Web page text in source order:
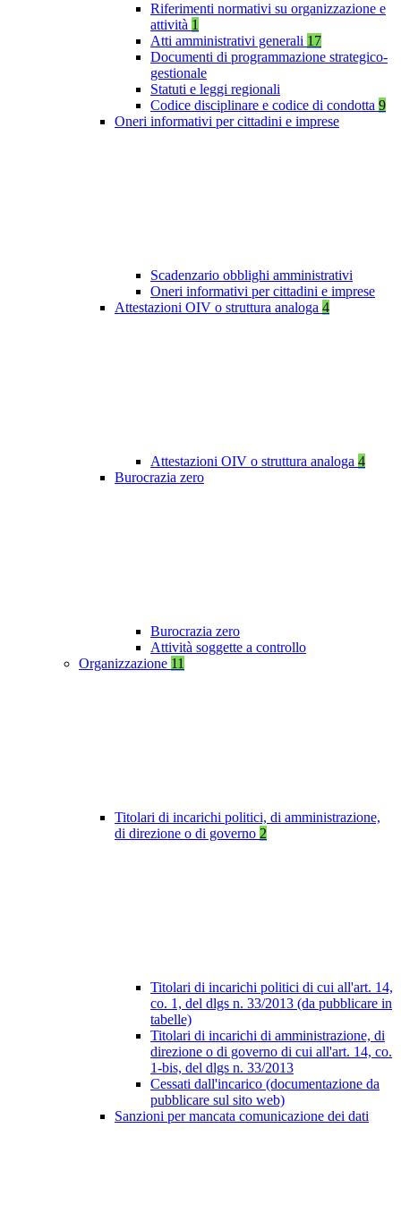
Riferimenti normativi su organizzazione e
attività 1
Atti amministrativi generali 17
Documenti di programmazione strategico-
gestionale
Statuti e leggi regionali
Codice disciplinare e codice di condotta 9
Oneri informativi per cittadini e imprese
Scadenzario obblighi amministrativi
Oneri informativi per cittadini e imprese
Attestazioni OIV o struttura analoga 4
Attestazioni OIV o struttura analoga 4
Burocrazia zero
Burocrazia zero
Attività soggette a controllo
Organizzazione 11
Titolari di incarichi politici, di amministrazione,
di direzione o di governo 2
Titolari di incarichi politici di cui all'art. 14,
co. 1, del dlgs n. 33/2013 (da pubblicare in
tabelle)
Titolari di incarichi di amministrazione, di
direzione o di governo di cui all'art. 14, co.
1-bis, del dlgs n. 33/2013
Cessati dall'incarico (documentazione da
pubblicare sul sito web)
Sanzioni per mancata comunicazione dei dati